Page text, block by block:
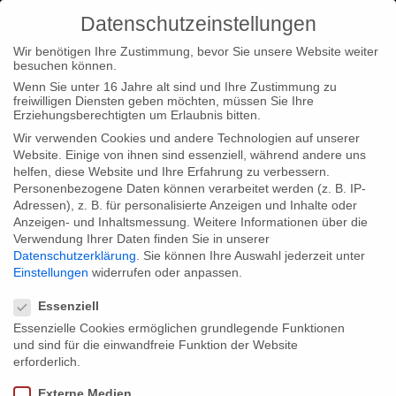
Home Type|News “Autumn Gold” on TV – tonight!
“Autumn Gold” on TV – tonight!
Jan Tenhaven’s award-winning documentary “Autumn Gold” will
be screened on WDR tonight at 11:15 pm. The film tells the
story of five athletes as they prepare for the Track and Field
World Championships. Their toughest challenge is their age:
Datenschutzeinstellungen
Wir benötigen Ihre Zustimmung, bevor Sie unsere Website weiter
besuchen können.
Wenn Sie unter 16 Jahre alt sind und Ihre Zustimmung zu
freiwilligen Diensten geben möchten, müssen Sie Ihre
Erziehungsberechtigten um Erlaubnis bitten.
Wir verwenden Cookies und andere Technologien auf unserer
Website. Einige von ihnen sind essenziell, während andere uns
helfen, diese Website und Ihre Erfahrung zu verbessern.
Personenbezogene Daten können verarbeitet werden (z. B. IP-
Adressen), z. B. für personalisierte Anzeigen und Inhalte oder
Anzeigen- und Inhaltsmessung. Weitere Informationen über die
Verwendung Ihrer Daten finden Sie in unserer
Datenschutzerklärung
Sie können Ihre Auswahl jederzeit unter
Einstellungen widerrufen oder anpassen.
Essenziell
Essenzielle Cookies ermöglichen grundlegende Funktionen
und sind für die einwandfreie Funktion der Website
erforderlich.